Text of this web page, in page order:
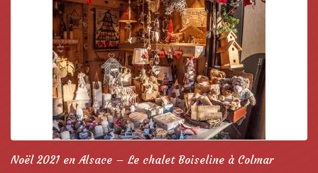
Noël 2021 en Alsace – Le chalet Boiseline à Colmar